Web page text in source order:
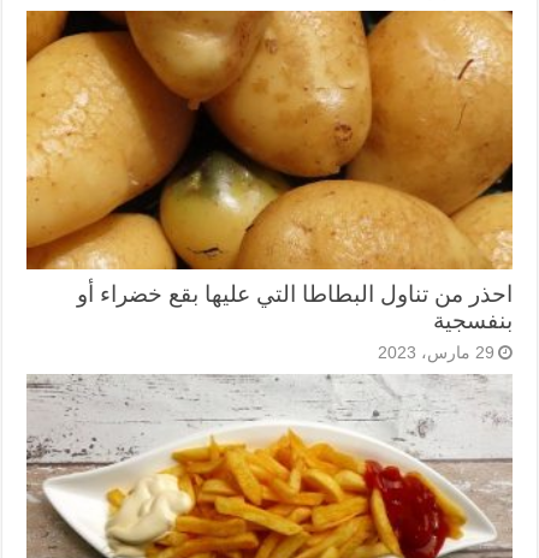
احذر من تناول البطاطا التي عليها بقع خضراء أو
بنفسجية
29 مارس، 2023